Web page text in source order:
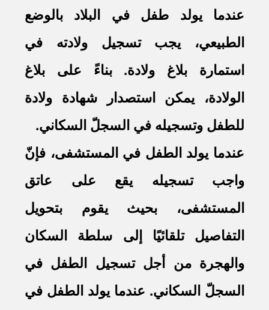
عندما يولد طفل في البلاد بالوضع
الطبيعي، يجب تسجيل ولادته في
استمارة بلاغ ولادة. بناءً على بلاغ
الولادة، يمكن استصدار شهادة ولادة
للطفل وتسجيله في السجلّ السكاني.
عندما يولد الطفل في المستشفى، فإنّ
واجب تسجيله يقع على عاتق
المستشفى، بحيث يقوم بتحويل
التفاصيل تلقائيًا إلى سلطة السكان
والهجرة من أجل تسجيل الطفل في
السجلّ السكاني. عندما يولد الطفل في